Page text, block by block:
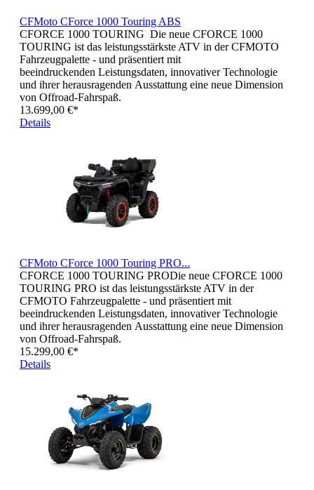
CFMoto CForce 1000 Touring ABS
CFORCE 1000 TOURING Die neue CFORCE 1000
TOURING ist das leistungsstärkste ATV in der CFMOTO
Fahrzeugpalette - und präsentiert mit
beeindruckenden Leistungsdaten, innovativer Technologie
und ihrer herausragenden Ausstattung eine neue Dimension
von Offroad-Fahrspaß.
13.699,00 €*
Details
CFMoto CForce 1000 Touring PRO...
CFORCE 1000 TOURING PRODie neue CFORCE 1000
TOURING PRO ist das leistungsstärkste ATV in der
CFMOTO Fahrzeugpalette - und präsentiert mit
beeindruckenden Leistungsdaten, innovativer Technologie
und ihrer herausragenden Ausstattung eine neue Dimension
von Offroad-Fahrspaß.
15.299,00 €*
Details